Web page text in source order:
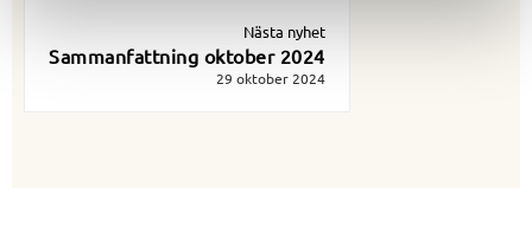
Nästa nyhet
Sammanfattning oktober 2024
29 oktober 2024